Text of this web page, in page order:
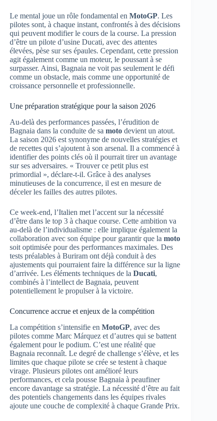
Le mental joue un rôle fondamental en MotoGP. Les
pilotes sont, à chaque instant, confrontés à des décisions
qui peuvent modifier le cours de la course. La pression
d’être un pilote d’usine Ducati, avec des attentes
élevées, pèse sur ses épaules. Cependant, cette pression
agit également comme un moteur, le poussant à se
surpasser. Ainsi, Bagnaia ne voit pas seulement le défi
comme un obstacle, mais comme une opportunité de
croissance personnelle et professionnelle.
Une préparation stratégique pour la saison 2026
Au-delà des performances passées, l’érudition de
Bagnaia dans la conduite de sa moto devient un atout.
La saison 2026 est synonyme de nouvelles stratégies et
de recettes qui s’ajoutent à son arsenal. Il a commencé à
identifier des points clés où il pourrait tirer un avantage
sur ses adversaires. « Trouver ce petit plus est
primordial », déclare-t-il. Grâce à des analyses
minutieuses de la concurrence, il est en mesure de
déceler les failles des autres pilotes.
Ce week-end, l’Italien met l’accent sur la nécessité
d’être dans le top 3 à chaque course. Cette ambition va
au-delà de l’individualisme : elle implique également la
collaboration avec son équipe pour garantir que la moto
soit optimisée pour des performances maximales. Des
tests préalables à Buriram ont déjà conduit à des
ajustements qui pourraient faire la différence sur la ligne
d’arrivée. Les éléments techniques de la Ducati,
combinés à l’intellect de Bagnaia, peuvent
potentiellement le propulser à la victoire.
Concurrence accrue et enjeux de la compétition
La compétition s’intensifie en MotoGP, avec des
pilotes comme Marc Márquez et d’autres qui se battent
également pour le podium. C’est une réalité que
Bagnaia reconnaît. Le degré de challenge s’élève, et les
limites que chaque pilote se crée se testent à chaque
virage. Plusieurs pilotes ont amélioré leurs
performances, et cela pousse Bagnaia à peaufiner
encore davantage sa stratégie. La nécessité d’être au fait
des potentiels changements dans les équipes rivales
ajoute une couche de complexité à chaque Grande Prix.